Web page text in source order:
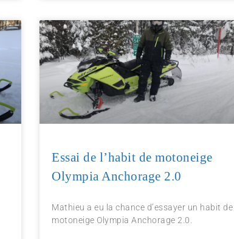
Essai de l’habit de motoneige
Olympia Anchorage 2.0
Mathieu a eu la chance d’essayer un habit de
motoneige Olympia Anchorage 2.0.